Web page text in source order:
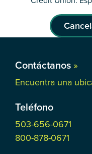
Contáctanos »
Encuentra una
Teléfono
503-656-0671
800-878-0671